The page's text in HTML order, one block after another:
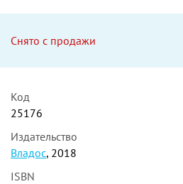
Снято с продажи
Код
25176
Издательство
Владос, 2018
ISBN